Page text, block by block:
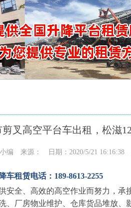
剪叉高空平台车出租，松滋
编 来源： 日期：2020/5/21 16:16:38
车租赁电话：189-8613-2255
安全、高效的高空作业而努力，
、厂房物业维护、仓库货品堆放、